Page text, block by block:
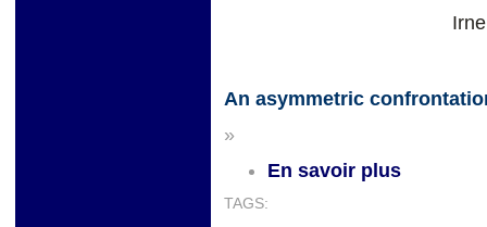
An asymmetric
»
En savoir plus
TAGS: